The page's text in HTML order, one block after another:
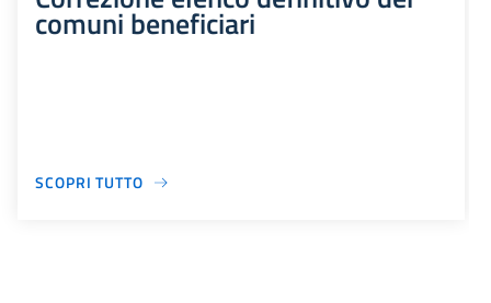
comuni beneficiari
SCOPRI TUTTO